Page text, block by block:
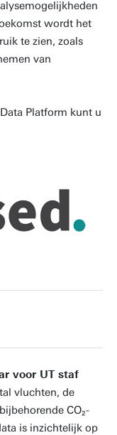
wordt het
te zien, zoals
van
Platform kunt u
voor UT staf
vluchten, de
CO₂-
is inzichtelijk op